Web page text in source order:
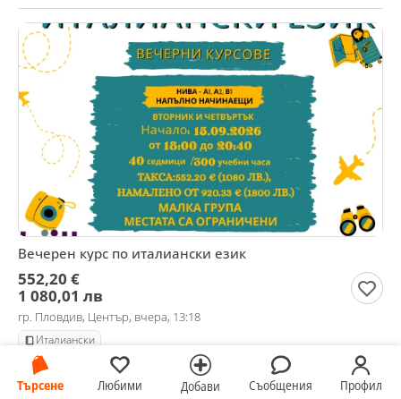
Търсене Любими Добави Съобщения Профил
Вечерен курс по италиански език
552,20 €
1 080,01 лв
гр. Пловдив, Център, вчера, 13:18
Италиански